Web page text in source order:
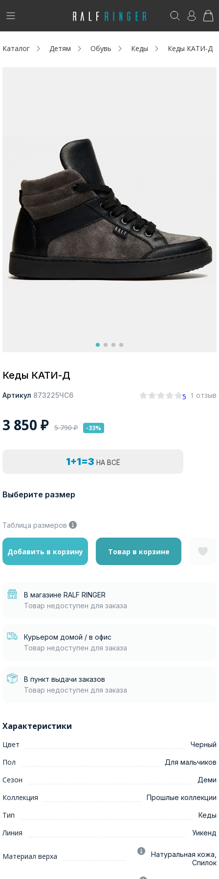
!
Новинки
Акции / Новости
Адреса магазинов
Возникли вопросы? - club@ralf.ru
Каталог Детям Обувь Кеды Кеды КАТИ-Д
Кеды КАТИ-Д
Артикул 873225ЧС6 5 1 отзыв
3 850 ₽ 5 790₽ -33%
1+1=3 НА ВСЁ
Выберите размер
Таблица размеров
Добавить в корзину Товар в корзине
В магазине RALF RINGER
Товар недоступен для заказа
Курьером домой / в офис
Товар недоступен для заказа
В пункт выдачи заказов
Товар недоступен для заказа
Характеристики
Цвет Черный
Пол Для мальчиков
Сезон Деми
Коллекция Прошлые коллекции
Тип Кеды
Линия Уикенд
Материал верха
Натуральная кожа,
Спилок